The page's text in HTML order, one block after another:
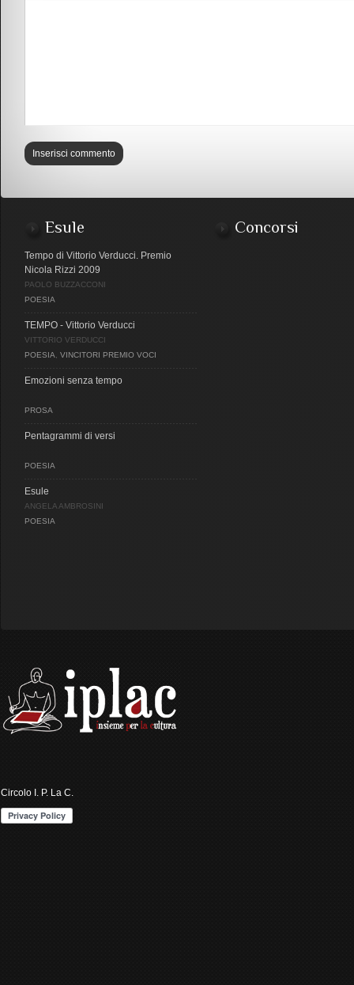
Esule
Tempo di Vittorio Verducci. Premio
Nicola Rizzi 2009
PAOLO BUZZACCONI
POESIA
TEMPO - Vittorio Verducci
VITTORIO VERDUCCI
POESIA
VINCITORI PREMIO VOCI
Emozioni senza tempo
PROSA
Pentagrammi di versi
POESIA
Esule
ANGELA AMBROSINI
POESIA
Concorsi
Circolo I. P. La C.